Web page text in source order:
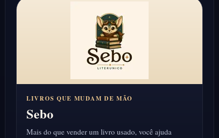
LIVROS QUE MUDAM DE MÃO
Sebo
Mais do que vender um livro usado, você ajuda